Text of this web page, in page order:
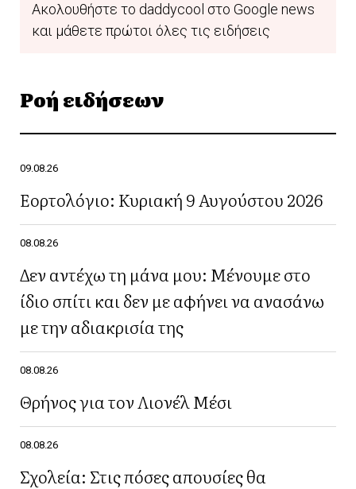
Ακολουθήστε το daddycool στο Google news
και μάθετε πρώτοι όλες τις ειδήσεις
Ροή ειδήσεων
09.08.26
Εορτολόγιο: Κυριακή 9 Αυγούστου 2026
08.08.26
Δεν αντέχω τη μάνα μου: Μένουμε στο
ίδιο σπίτι και δεν με αφήνει να ανασάνω
με την αδιακρισία της
08.08.26
Θρήνος για τον Λιονέλ Μέσι
08.08.26
Σχολεία: Στις πόσες απουσίες θα